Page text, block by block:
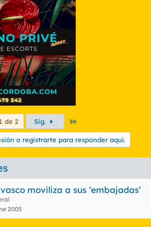
1 de 2 Sig.
o registrarte para responder aquí.
moviliza a sus ‘embajadas’
2005